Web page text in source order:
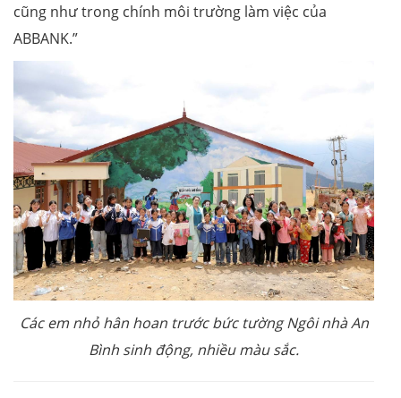
cũng như trong chính môi trường làm việc của
ABBANK.”
Các em nhỏ hân hoan trước bức tường Ngôi nhà An
Bình sinh động, nhiều màu sắc.